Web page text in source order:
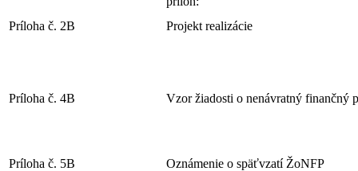
Príloha č. 2B
Projekt realizácie
Príloha č. 4B Vzor žiadosti o nenávratný finančný
Príloha č. 5B Oznámenie o späťvzatí ŽoNFP